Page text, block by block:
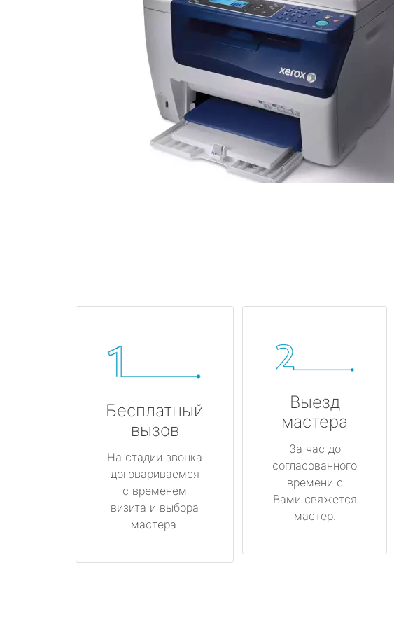
Бесплатный
вызов
На стадии звонка
договариваемся
с временем
визита и выбора
мастера.
Выезд
мастера
За час до
согласованного
времени с
Вами свяжется
мастер.